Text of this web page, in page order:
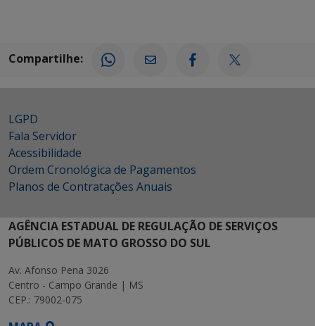
Compartilhe:
LGPD
Fala Servidor
Acessibilidade
Ordem Cronológica de Pagamentos
Planos de Contratações Anuais
AGÊNCIA ESTADUAL DE REGULAÇÃO DE SERVIÇOS
PÚBLICOS DE MATO GROSSO DO SUL
Av. Afonso Pena 3026
Centro - Campo Grande | MS
CEP.: 79002-075